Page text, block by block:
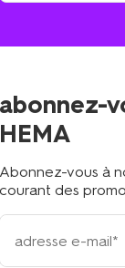
?
abonnez-
HEMA
Abonnez-vous à
courant des
votre
adresse
email